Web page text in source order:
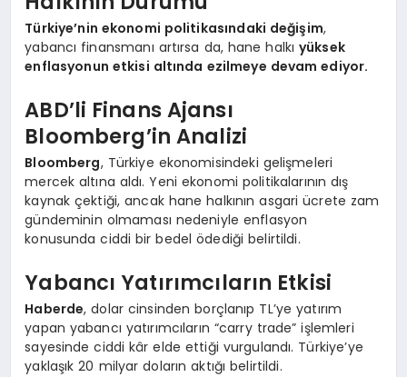
Türkiye’nin ekonomi politikasındaki değişim,
yabancı finansmanı artırsa da, hane halkıyüksek
enflasyonun etkisi altında ezilmeye devam ediyor.
ABD’li Finans Ajansı
Bloomberg’in Analizi
Bloomberg, Türkiye ekonomisindeki gelişmeleri
mercek altına aldı. Yeni ekonomi politikalarının dış
kaynak çektiği, ancak hane halkının asgari ücrete zam
gündeminin olmaması nedeniyle enflasyon
konusunda ciddi bir bedel ödediği belirtildi.
Yabancı Yatırımcıların Etkisi
Haberde, dolar cinsinden borçlanıp TL’ye yatırım
yapan yabancı yatırımcıların “carry trade” işlemleri
sayesinde ciddi kâr elde ettiği vurgulandı. Türkiye’ye
yaklaşık 20 milyar doların aktığı belirtildi.